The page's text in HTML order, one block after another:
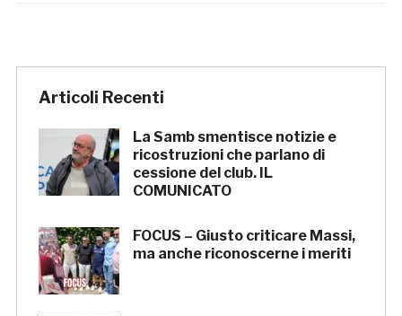
Articoli Recenti
La Samb smentisce notizie e
ricostruzioni che parlano di
cessione del club. IL
COMUNICATO
FOCUS – Giusto criticare Massi,
ma anche riconoscerne i meriti